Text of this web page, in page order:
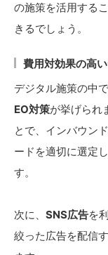
の施策を活用する
きるでしょう。
費用対効果の高
デジタル施策の中
EO対策が挙げられ
とで、インバウン
ードを適切に選定
す。
次に、 SNS広告を
絞った広告を配信